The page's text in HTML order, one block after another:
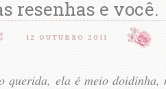
resenhas e você.
12 OUTUBRO 2011
querida, ela é meio doidinha,